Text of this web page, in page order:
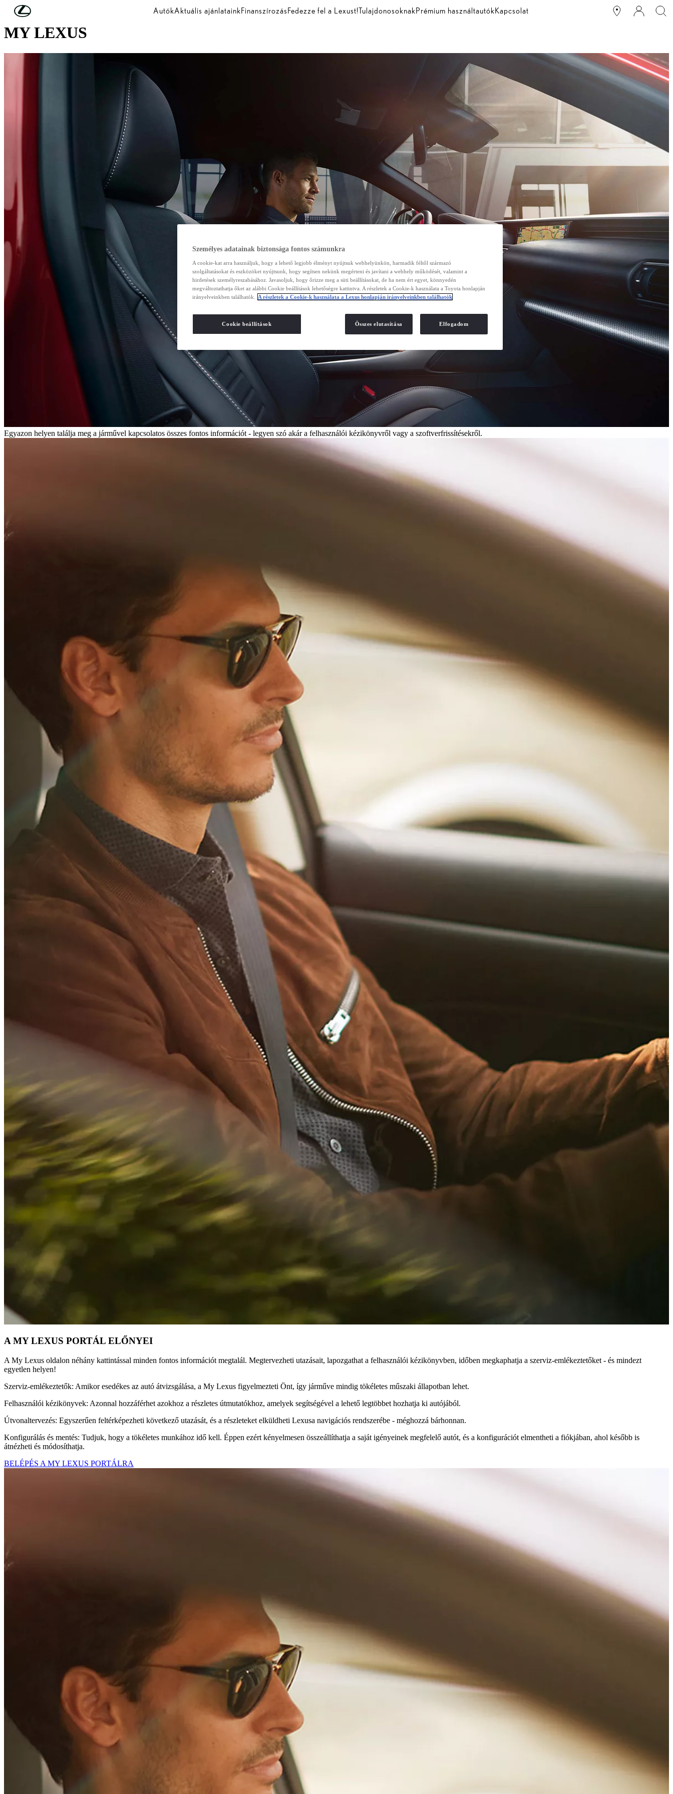
Skip to Main Content AutókAktuális ajánlatainkFinanszírozásFedezze fel a Lexust!TulajdonosoknakPrémium használtautókKapcsolat
MY LEXUS
Egyazon helyen találja meg a járművel kapcsolatos összes fontos információt - legyen szó akár a felhasználói kézikönyvről vagy a szoftverfrissítésekről.
A MY LEXUS PORTÁL ELŐNYEI
A My Lexus oldalon néhány kattintással minden fontos információt megtalál. Megtervezheti utazásait, lapozgathat a felhasználói kézikönyvben, időben megkaphatja a szerviz-emlékeztetőket - és mindezt
egyetlen helyen!
Szerviz-emlékeztetők: Amikor esedékes az autó átvizsgálása, a My Lexus figyelmezteti Önt, így járműve mindig tökéletes műszaki állapotban lehet.
Felhasználói kézikönyvek: Azonnal hozzáférhet azokhoz a részletes útmutatókhoz, amelyek segítségével a lehető legtöbbet hozhatja ki autójából.
Útvonaltervezés: Egyszerűen feltérképezheti következő utazását, és a részleteket elküldheti Lexusa navigációs rendszerébe - méghozzá bárhonnan.
Konfigurálás és mentés: Tudjuk, hogy a tökéletes munkához idő kell. Éppen ezért kényelmesen összeállíthatja a saját igényeinek megfelelő autót, és a konfigurációt elmentheti a fiókjában, ahol később is
átnézheti és módosíthatja.
BELÉPÉS A MY LEXUS PORTÁLRA
Személyes adatainak biztonsága fontos számunkra
A cookie-kat arra használjuk, hogy a lehető legjobb élményt nyújtsuk webhelyünkön, harmadik féltől származó
szolgáltatásokat és eszközöket nyújtsunk, hogy segítsen nekünk megérteni és javítani a webhely működését, valamint a
hirdetések személyreszabásához. Javasoljuk, hogy őrizze meg a süti beállításokat, de ha nem ért egyet, könnyedén
megváltoztathatja őket az alábbi Cookie beállítások lehetőségre kattintva. A részletek a Cookie-k használata a Toyota honlapján
irányelveinkben találhatók.
A részletek a Cookie-k használata a Lexus honlapján irányelveinkben találhatók
Összes elutasítása Elfogadom
Cookie beállítások